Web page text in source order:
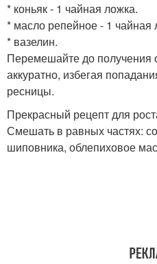
* коньяк - 1 чайная ложка.
* масло репейное - 1 чайная
* вазелин.
Перемешайте до получения
аккуратно, избегая
ресницы.
Прекрасный рецепт для
Смешать в равных частях:
шиповника, облепиховое